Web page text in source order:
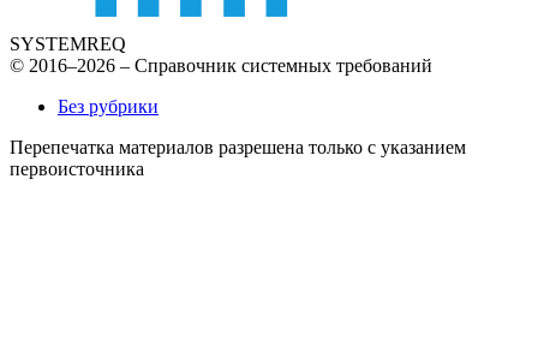
SYSTEMREQ
© 2016–2026 – Справочник системных требований
Без рубрики
Перепечатка материалов разрешена только с указанием
первоисточника